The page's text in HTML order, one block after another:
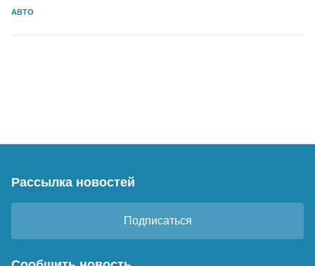
АВТО
Рассылка новостей
Подписаться